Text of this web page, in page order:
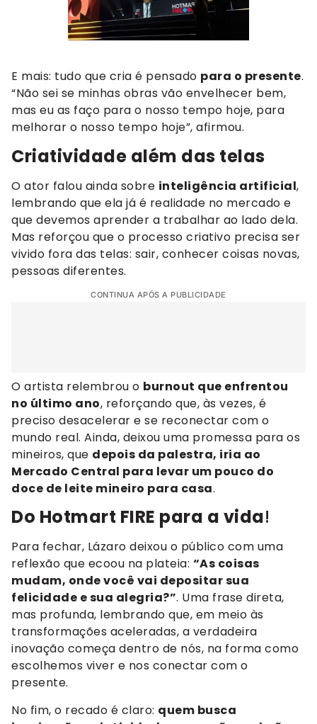
E mais: tudo que cria é pensado para o presente.
“Não sei se minhas obras vão envelhecer bem,
mas eu as faço para o nosso tempo hoje, para
melhorar o nosso tempo hoje”, afirmou.
Criatividade além das telas
O ator falou ainda sobre inteligência artificial,
lembrando que ela já é realidade no mercado e
que devemos aprender a trabalhar ao lado dela.
Mas reforçou que o processo criativo precisa ser
vivido fora das telas: sair, conhecer coisas novas,
pessoas diferentes.
CONTINUA APÓS A PUBLICIDADE
O artista relembrou o burnout que enfrentou
no último ano, reforçando que, às vezes, é
preciso desacelerar e se reconectar com o
mundo real. Ainda, deixou uma promessa para os
mineiros, que depois da palestra, iria ao
Mercado Central para levar um pouco do
doce de leite mineiro para casa.
Do Hotmart FIRE para a vida!
Para fechar, Lázaro deixou o público com uma
reflexão que ecoou na plateia: “As coisas
mudam, onde você vai depositar sua
felicidade e sua alegria?”. Uma frase direta,
mas profunda, lembrando que, em meio às
transformações aceleradas, a verdadeira
inovação começa dentro de nós, na forma como
escolhemos viver e nos conectar com o
presente.
No fim, o recado é claro: quem busca